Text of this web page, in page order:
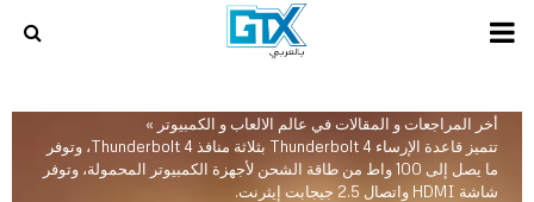
PRIMARY
أخر المراجعات و المقالات في عالم الالعاب و الكمبيوتر »
تتميز قاعدة الإرساء Thunderbolt 4 بثلاثة منافذ Thunderbolt 4، وتوفر
ما يصل إلى 100 واط من طاقة الشحن لأجهزة الكمبيوتر المحمولة، وتوفر
شاشة HDMI واتصال 2.5 جيجابت إيثرنت.